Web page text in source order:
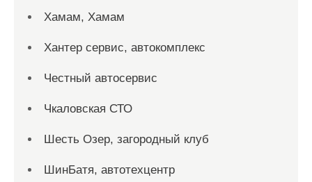
Хамам, Хамам
Хантер сервис, автокомплекс
Честный автосервис
Чкаловская СТО
Шесть Озер, загородный клуб
ШинБатя, автотехцентр